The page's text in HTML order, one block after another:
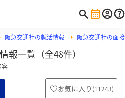
阪急交通社の就活情報 阪急交通社の面
報一覧（全48件）
容
お気に入り (11243)